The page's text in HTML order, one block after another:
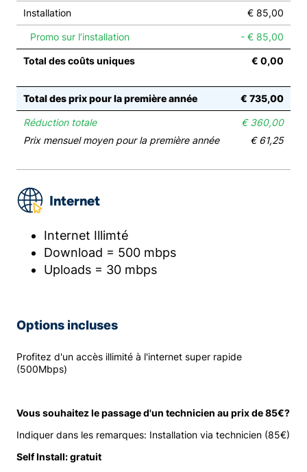
Installation € 85,00
Promo sur l’installation - € 85,00
Total des coûts uniques € 0,00
Total des prix pour la première année € 735,00
Réduction totale
€ 360,00
Prix mensuel moyen pour la première année
€ 61,25
Internet
Internet Illimté
Download = 500 mbps
Uploads = 30 mbps
Options incluses
Profitez d'un accès illimité à l'internet super rapide
(500Mbps)
Vous souhaitez le passage d'un technicien au prix de 85€?
Indiquer dans les remarques: Installation via technicien (85€)
Self Install: gratuit